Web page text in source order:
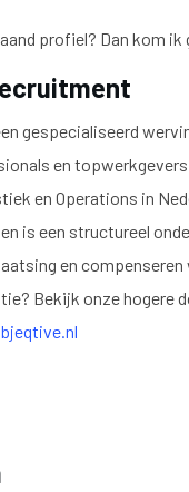
profiel? Dan kom
gespecialiseerd
en
en Operations in
is een structureel
en
Bekijk onze hogere